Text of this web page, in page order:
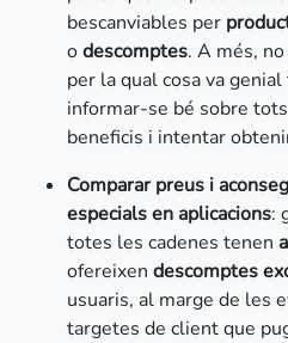
bescanviables per
odescomptes. A més,
per la qual cosa va
informar-se bé sobre
beneficis i intentar
Comparar preus i
especials en aplicacions:
totes les cadenes tenen
ofereixen descomptes
usuaris, al marge de les
targetes de client que